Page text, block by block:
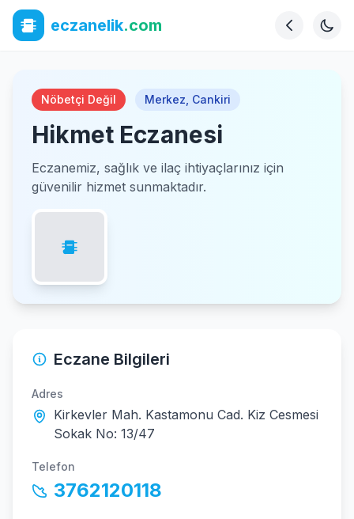
eczanelik.com
Nöbetçi Değil Merkez Cankiri
Hikmet Eczanesi
Eczanemiz, sağlık ve ilaç ihtiyaçlarınız için
güvenilir hizmet sunmaktadır.
Eczane Bilgileri
Adres
Kirkevler Mah. Kastamonu Cad. Kiz Cesmesi
Sokak No: 13/47
Telefon
3762120118